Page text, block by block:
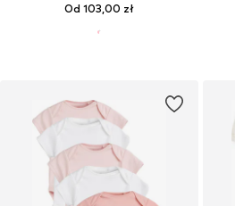
Od 103,00 zł